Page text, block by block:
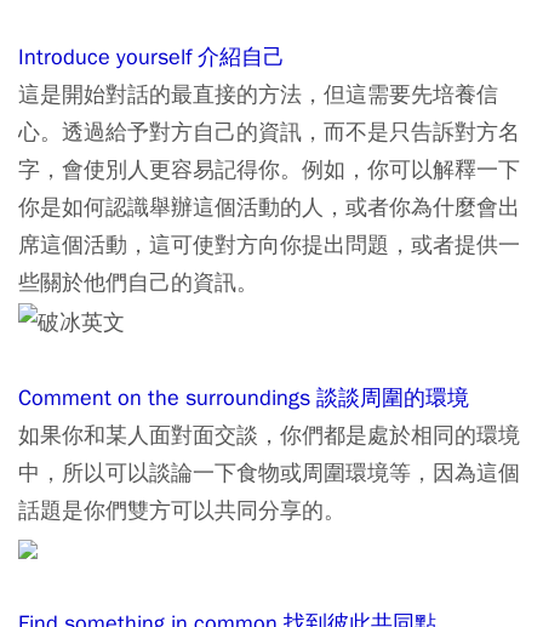
Introduce yourself 介紹自己
這是開始對話的最直接的方法，但這需要先培養信
心。透過給予對方自己的資訊，而不是只告訴對方名
字，會使別人更容易記得你。例如，你可以解釋一下
你是如何認識舉辦這個活動的人，或者你為什麼會出
席這個活動，這可使對方向你提出問題，或者提供一
些關於他們自己的資訊。
Comment on the surroundings 談談周圍的環境
如果你和某人面對面交談，你們都是處於相同的環境
中，所以可以談論一下食物或周圍環境等，因為這個
話題是你們雙方可以共同分享的。